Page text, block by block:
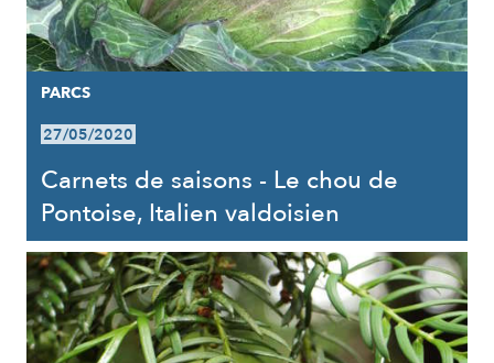
PARCS
27/05/2020
Carnets de saisons - Le chou de
Pontoise, Italien valdoisien